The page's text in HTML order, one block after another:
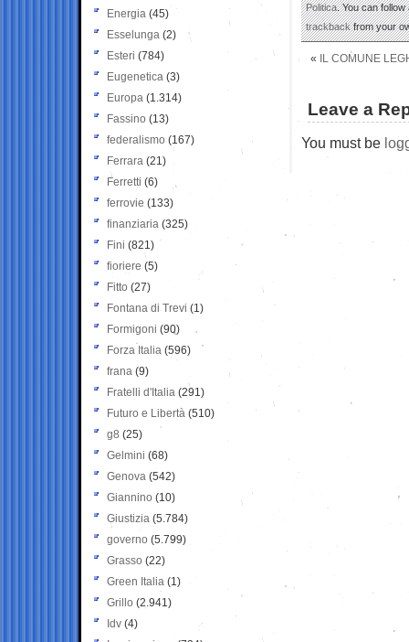
Politica. You can
trackbackfrom your
« IL COMUNE
Leave a
You must be
Energia (45)
Esselunga (2)
Esteri (784)
Eugenetica (3)
Europa (1.314)
Fassino (13)
federalismo (167)
Ferrara (21)
Ferretti (6)
ferrovie (133)
finanziaria (325)
Fini (821)
fioriere (5)
Fitto (27)
Fontana di Trevi (1)
Formigoni (90)
Forza Italia (596)
frana (9)
Fratelli d'Italia (291)
Futuro e Libertà (510)
g8 (25)
Gelmini (68)
Genova (542)
Giannino (10)
Giustizia (5.784)
governo (5.799)
Grasso (22)
Green Italia (1)
Grillo (2.941)
Idv (4)